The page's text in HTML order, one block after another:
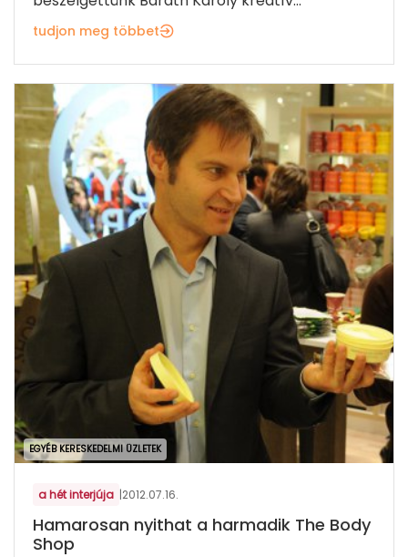
tudjon meg többet
EGYÉB KERESKEDELMI ÜZLETEK
a hét interjúja |2012.07.16.
Hamarosan nyithat a harmadik The Body
Shop